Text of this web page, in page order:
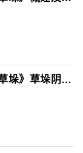
《正午阳光下的干草垛》草垛阴影..